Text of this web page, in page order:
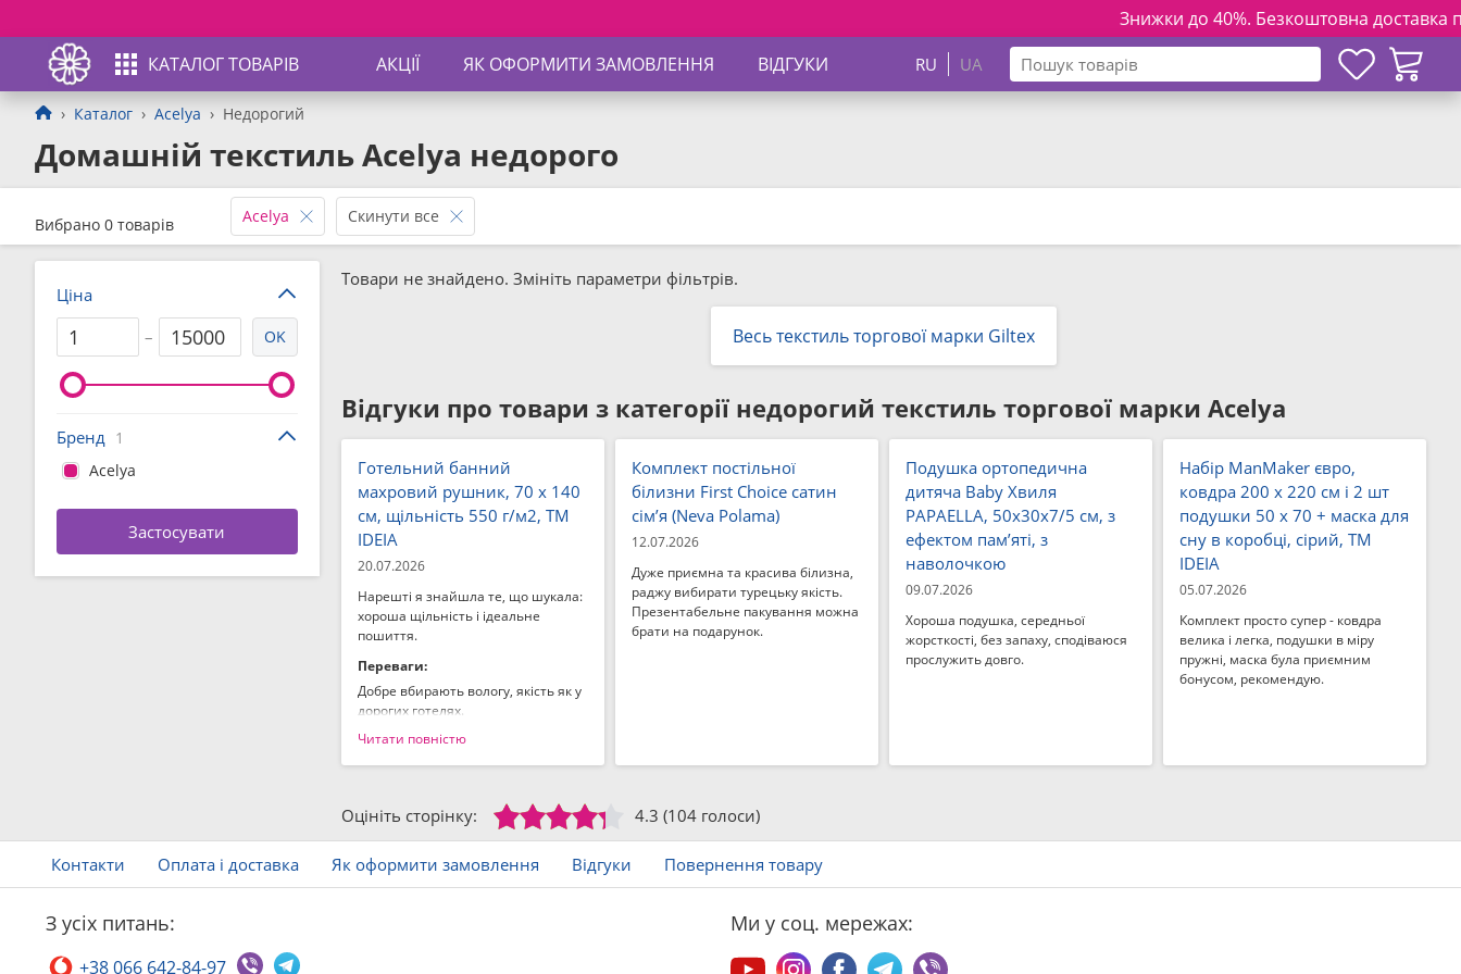
Знижки до 40%. Безкоштовна доставка
КАТАЛОГ ТОВАРІВ
АКЦІЇ ЯК ОФОРМИТИ ЗАМОВЛЕННЯ ВІДГУКИ RU UA
Каталог Acelya Недорогий
Домашній текстиль Acelya недорого
Вибрано 0 товарів Acelya Скинути все
Товари не знайдено. Змініть параметри фільтрів.
Весь текстиль торгової марки Giltex
Відгуки про товари з категорії недорогий текстиль торгової марки Acelya
Готельний банний
махровий рушник, 70 x 140
см, щільність 550 г/м2, ТМ
IDEIA
20.07.2026
Нарешті я знайшла те, що шукала:
хороша щільність і ідеальне
пошиття.
Переваги:
Добре вбирають вологу, якість як у
дорогих готелях.
Недоліки:
Не знайшла.
Читати повністю
Комплект постільної
білизни First Choice сатин
сiм’я (Neva Polama)
12.07.2026
Дуже приємна та красива білизна,
раджу вибирати турецьку якість.
Презентабельне пакування можна
брати на подарунок.
Подушка ортопедична
дитяча Baby Хвиля
PAPAELLA, 50x30x7/5 см, з
ефектом пам’яті, з
наволочкою
09.07.2026
Хороша подушка, середньої
жорсткості, без запаху, сподіваюся
прослужить довго.
Набір ManMaker євро,
ковдра 200 x 220 см і 2 шт
подушки 50 x 70 + маска для
сну в коробці, сірий, ТМ
IDEIA
05.07.2026
Комплект просто супер - ковдра
велика і легка, подушки в міру
пружні, маска була приємним
бонусом, рекомендую.
Оцініть сторінку: 4.3 (104 голоси)
Ціна
–
OK
Бренд 1
Acelya
Контакти Оплата і доставка Як оформити замовлення Відгуки Повернення товару
З усіх питань:
+38 066 642-84-97
Ми у соц. мережах: